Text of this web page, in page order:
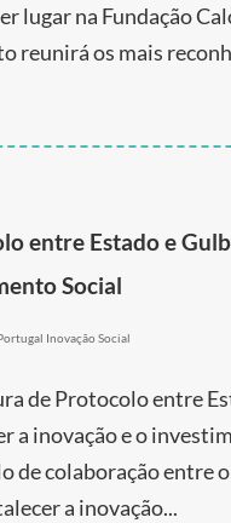
lugar na Fundação
reunirá os mais
entre Estado e
Social
Inovação Social
de Protocolo entre
a inovação e o
de colaboração entre
a inovação...